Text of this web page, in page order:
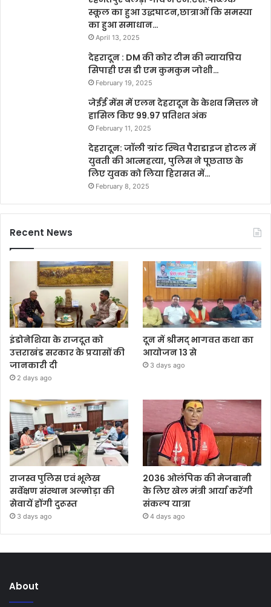
स्कूल का हुआ उद्धघाटन,छात्राओं कि समस्या
का हुआ समाधान…
April 13, 2025
देहरादून : DM की कोर टीम की न्यायप्रिय
सिपाही एस डी एम कुमकुम जोशी…
February 19, 2025
जेईई मेंस में एलन देहरादून के केशव मित्तल ने
हासिल किए 99.97 प्रतिशत अंक
February 11, 2025
देहरादून: जॉली ग्रांट स्थित पैराडाइज होटल में
युवती की आत्महत्या, पुलिस ने पूछताछ के
लिए युवक को लिया हिरासत में…
February 8, 2025
Recent News
इंडोनेशिया के राजदूत को
उत्तराखंड सरकार के प्रयासों की
जानकारी दी
2 days ago
दून में श्रीमद् भागवत कथा का
आयोजन 13 से
3 days ago
राजस्व पुलिस एवं भूलेख
सर्वेक्षण संस्थान अल्मोड़ा की
सेवायें होंगी दुरूस्त
3 days ago
2036 ओलंपिक की मेजबानी
के लिए खेल मंत्री आर्या करेंगी
संकल्प यात्रा
4 days ago
About